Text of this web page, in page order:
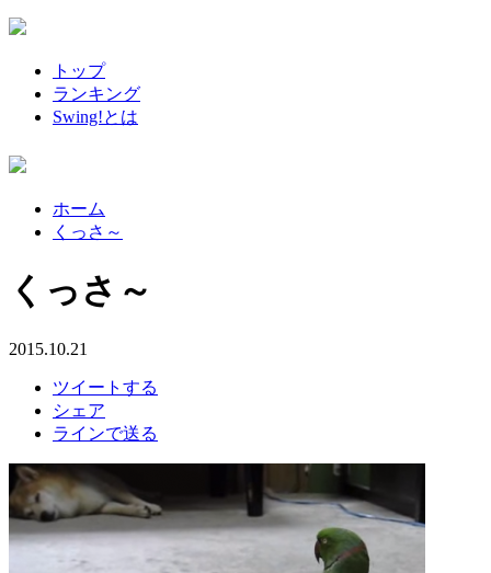
トップ
ランキング
Swing!とは
ホーム
くっさ～
くっさ～
2015.10.21
ツイートする
シェア
ラインで送る